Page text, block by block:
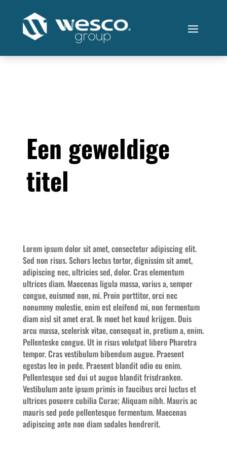
Een geweldige
titel
Lorem ipsum dolor sit amet, consectetur adipiscing elit.
Sed non risus. Schors lectus tortor, dignissim sit amet,
adipiscing nec, ultricies sed, dolor. Cras elementum
ultrices diam. Maecenas ligula massa, varius a, semper
congue, euismod non, mi. Proin porttitor, orci nec
nonummy molestie, enim est eleifend mi, non fermentum
diam nisl sit amet erat. Ik moet het koud krijgen. Duis
arcu massa, scelerisk vitae, consequat in, pretium a, enim.
Pellenteske congue. Ut in risus volutpat libero Pharetra
tempor. Cras vestibulum bibendum augue. Praesent
egestas leo in pede. Praesent blandit odio eu enim.
Pellentesque sed dui ut augue blandit frisdranken.
Vestibulum ante ipsum primis in faucibus orci luctus et
ultrices posuere cubilia Curae; Aliquam nibh. Mauris ac
mauris sed pede pellentesque fermentum. Maecenas
adipiscing ante non diam sodales hendrerit.